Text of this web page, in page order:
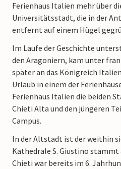
Ferienhaus Italien mehr über
Universitätsstadt, die in der
entfernt auf einem Hügel
Im Laufe der Geschichte
den Aragoniern, kam unter
später an das Königreich
Urlaub in einem der
Ferienhaus Italien die beiden
Chieti Alta und den jüngeren
Campus.
In der Altstadt ist der weithin
Kathedrale S. Giustino stammt
Chieti war bereits im 6.